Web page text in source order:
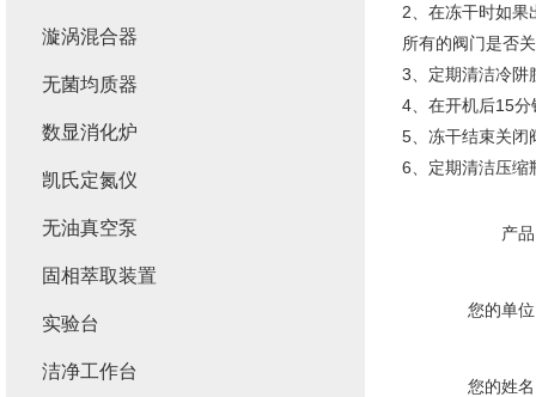
2、在冻干时如果
所有的阀门是否
3、定期清洁冷
4、在开机后15
5、冻干结束关闭
6、定期清洁压缩
产
您的单
您的姓
漩涡混合器
无菌均质器
数显消化炉
凯氏定氮仪
无油真空泵
固相萃取装置
实验台
洁净工作台